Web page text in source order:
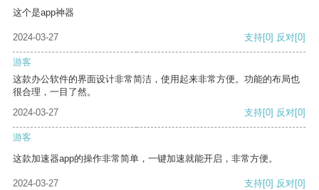
这个是app神器
2024-03-27 支持[0] 反对[0]
游客
这款办公软件的界面设计非常简洁，使用起来非常方便。功能的布局也
很合理，一目了然。
2024-03-27
支持[0] 反对[0]
游客
这款加速器app的操作非常简单，一键加速就能开启，非常方便。
2024-03-27 支持[0] 反对[0]